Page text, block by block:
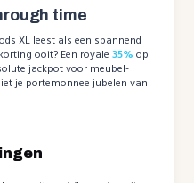
time
XL leest als een spannend
ooit? Een royale35% op
jackpot voor meubel-
je portemonnee jubelen van